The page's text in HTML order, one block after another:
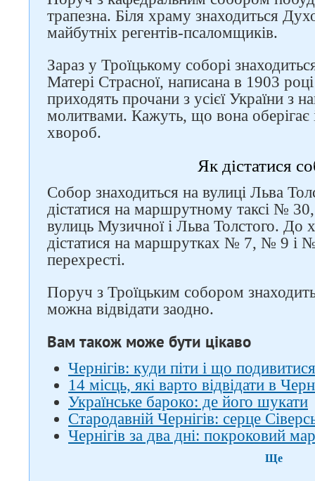
трапезна. Біля храму знаходиться
майбутніх регентів-псаломщиків.
Зараз у Троїцькому соборі
Матері Страсної, написана в 1903
приходять прочани з усієї України з
молитвами. Кажуть, що вона оберігає
хвороб.
Як дістатися
Собор знаходиться на вулиці Льва
дістатися на маршрутному таксі №
вулиць Музичної і Льва Толстого. До
дістатися на маршрутках № 7, № 9
перехресті.
Поруч з Троїцьким собором
можна відвідати заодно.
Вам також може бути цікаво
Чернігів: куди піти і що подивитися
14 місць, які варто відвідати в
Українське бароко: де його шукати
Стародавній Чернігів: серце
Чернігів за два дні: покроковий
Ще